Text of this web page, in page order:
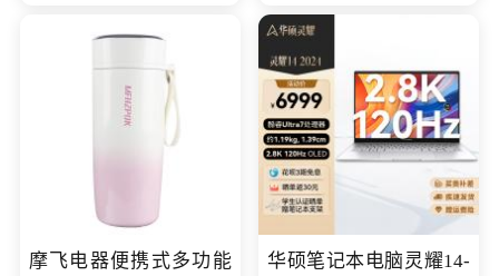
摩飞电器便携式多功能
华硕笔记本电脑灵耀14-